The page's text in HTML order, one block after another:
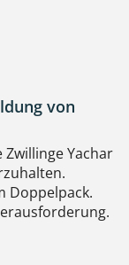
von
Yachar
Doppelpack.